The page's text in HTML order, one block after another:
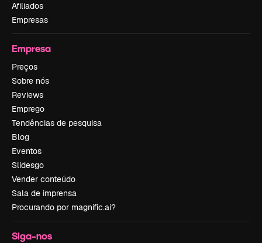
Afiliados
Empresas
Empresa
Preços
Sobre nós
Reviews
Emprego
Tendências de pesquisa
Blog
Eventos
Slidesgo
Vender conteúdo
Sala de imprensa
Procurando por magnific.ai?
Siga-nos